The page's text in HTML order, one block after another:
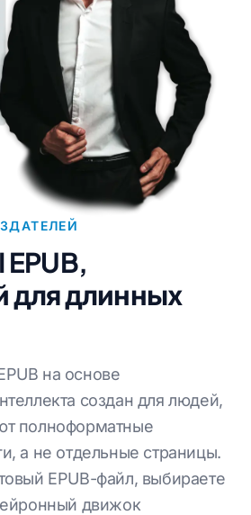
для длинных
на основе
создан для людей,
полноформатные
а не отдельные страницы.
EPUB-файл, выбираете
движок